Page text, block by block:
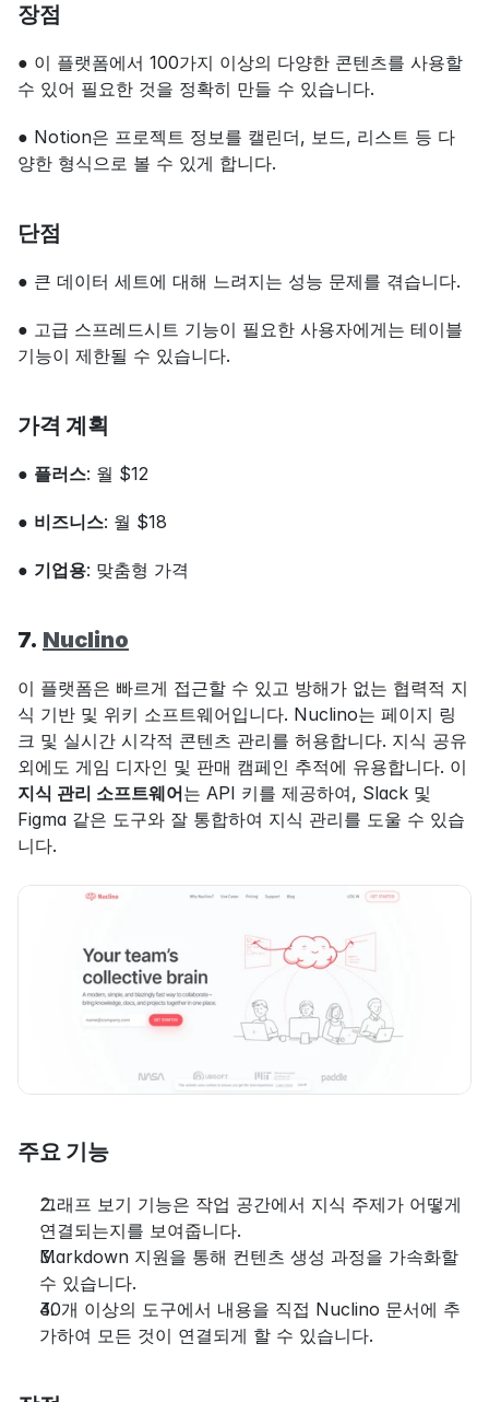
장점
● 이 플랫폼에서 100가지 이상의 다양한 콘텐츠를 사용할
수 있어 필요한 것을 정확히 만들 수 있습니다.
● Notion은 프로젝트 정보를 캘린더, 보드, 리스트 등 다
양한 형식으로 볼 수 있게 합니다.
단점
● 큰 데이터 세트에 대해 느려지는 성능 문제를 겪습니다.
● 고급 스프레드시트 기능이 필요한 사용자에게는 테이블
기능이 제한될 수 있습니다.
가격 계획
● 플러스: 월 $12
● 비즈니스: 월 $18
● 기업용: 맞춤형 가격
7. Nuclino
이 플랫폼은 빠르게 접근할 수 있고 방해가 없는 협력적 지
식 기반 및 위키 소프트웨어입니다. Nuclino는 페이지 링
크 및 실시간 시각적 콘텐츠 관리를 허용합니다. 지식 공유
지식 관리 소프트웨어는 API 키를 제공하여, Slack 및
Figma 같은 도구와 잘 통합하여 지식 관리를 도울 수 있습
니다.
주요 기능
그래프 보기 기능은 작업 공간에서 지식 주제가 어떻게
연결되는지를 보여줍니다.
Markdown 지원을 통해 컨텐츠 생성 과정을 가속화할
수 있습니다.
30개 이상의 도구에서 내용을 직접 Nuclino 문서에 추
가하여 모든 것이 연결되게 할 수 있습니다.